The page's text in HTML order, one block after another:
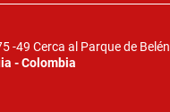
-49 Cerca al Parque de Belén
- Colombia